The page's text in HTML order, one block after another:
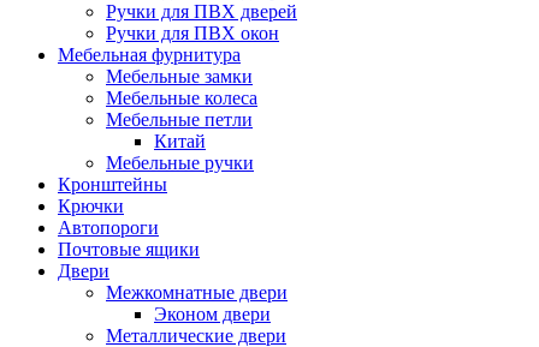
Ручки для ПВХ дверей
Ручки для ПВХ окон
Мебельная фурнитура
Мебельные замки
Мебельные колеса
Мебельные петли
Китай
Мебельные ручки
Кронштейны
Крючки
Автопороги
Почтовые ящики
Двери
Межкомнатные двери
Эконом двери
Металлические двери